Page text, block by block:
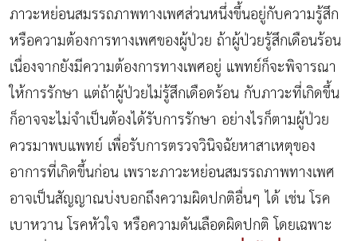
ภาวะหย่อนสมรรถภาพทางเพศส่วนหนึ่งขึ้นอยู่กับความรู้สึก
หรือความต้องการทางเพศของผู้ป่วย ถ้าผู้ป่วยรู้สึกเดือนร้อน
เนื่องจากยังมีความต้องการทางเพศอยู่ แพทย์ก็จะพิจารณา
ให้การรักษา แต่ถ้าผู้ป่วยไม่รู้สึกเดือดร้อน กับภาวะที่เกิดขึ้น
ก็อาจจะไม่จำเป็นต้องได้รับการรักษา อย่างไรก็ตามผู้ป่วย
ควรมาพบแพทย์ เพื่อรับการตรวจวินิจฉัยหาสาเหตุของ
อาการที่เกิดขึ้นก่อน เพราะภาวะหย่อนสมรรถภาพทางเพศ
อาจเป็นสัญญาณบ่งบอกถึงความผิดปกติอื่นๆ ได้ เช่น โรค
เบาหวาน โรคหัวใจ หรือความดันเลือดผิดปกติ โดยเฉพาะ